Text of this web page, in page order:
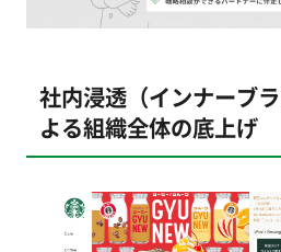
社内浸透（インナーブ
よる組織全体の底上げ